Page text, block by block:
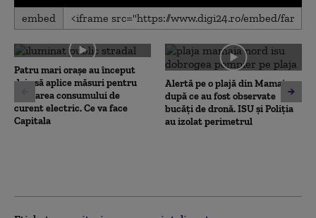
0
seconds
0
seconds
embed
Patru mari orașe au început
deja să aplice măsuri pentru
limitarea consumului de
curent electric. Ce va face
Capitala
Alertă pe o plajă din Mamaia,
după ce au fost observate
bucăți de dronă. ISU și Poliția
au izolat perimetrul